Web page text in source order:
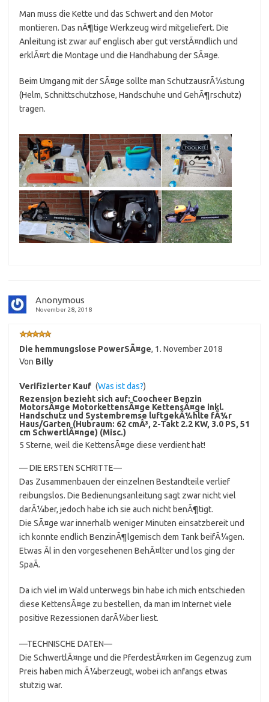
Man muss die Kette und das Schwert and den Motor
montieren. Das nÃ¶tige Werkzeug wird mitgeliefert. Die
Anleitung ist zwar auf englisch aber gut verstÃ¤ndlich und
erklÃ¤rt die Montage und die Handhabung der SÃ¤ge.
Beim Umgang mit der SÃ¤ge sollte man SchutzausrÃ¼stung
(Helm, Schnittschutzhose, Handschuhe und GehÃ¶rschutz)
tragen.
Anonymous
November 28, 2018
Die hemmungslose PowerSÃ¤ge, 1. November 2018
Von Billy
Verifizierter Kauf (Was ist das?)
Rezension bezieht sich auf: Coocheer Benzin
MotorsÃ¤ge MotorkettensÃ¤ge KettensÃ¤ge inkl.
Handschutz und Systembremse luftgekÃ¼hlte fÃ¼r
Haus/Garten (Hubraum: 62 cmÂ³, 2-Takt 2.2 KW, 3.0 PS, 51
cm SchwertlÃ¤nge) (Misc.)
5 Sterne, weil die KettensÃ¤ge diese verdient hat!
— DIE ERSTEN SCHRITTE—
Das Zusammenbauen der einzelnen Bestandteile verlief
reibungslos. Die Bedienungsanleitung sagt zwar nicht viel
darÃ¼ber, jedoch habe ich sie auch nicht benÃ¶tigt.
Die SÃ¤ge war innerhalb weniger Minuten einsatzbereit und
ich konnte endlich BenzinÃ¶lgemisch dem Tank beifÃ¼gen.
Etwas Ãl in den vorgesehenen BehÃ¤lter und los ging der
SpaÃ.
Da ich viel im Wald unterwegs bin habe ich mich entschieden
diese KettensÃ¤ge zu bestellen, da man im Internet viele
positive Rezessionen darÃ¼ber liest.
—TECHNISCHE DATEN—
Die SchwertlÃ¤nge und die PferdestÃ¤rken im Gegenzug zum
Preis haben mich Ã¼berzeugt, wobei ich anfangs etwas
stutzig war.